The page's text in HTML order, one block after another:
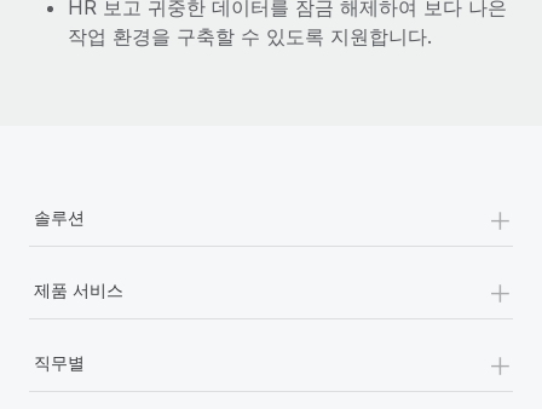
HR 보고 귀중한 데이터를 잠금 해제하여 보다 나은
작업 환경을 구축할 수 있도록 지원합니다.
솔루션 +
제품 서비스 +
직무별 +